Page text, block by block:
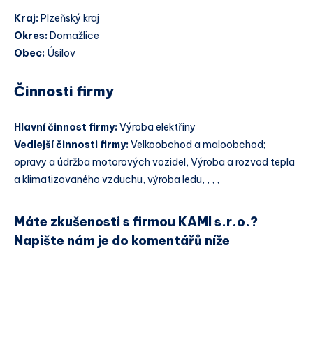
Kraj: Plzeňský kraj
Okres: Domažlice
Obec: Úsilov
Činnosti firmy
Hlavní činnost firmy:Výroba elektřiny
Vedlejší činnosti firmy:Velkoobchod a maloobchod;
opravy a údržba motorových vozidel, Výroba a rozvod tepla
a klimatizovaného vzduchu, výroba ledu, , , ,
Máte zkušenosti s firmou KAMI s.r.o.?
Napište nám je do komentářů níže